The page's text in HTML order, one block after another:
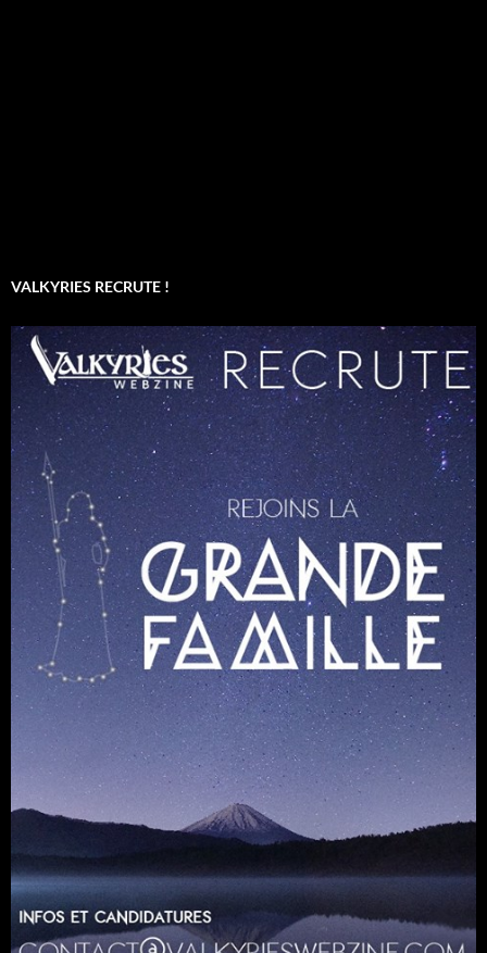
VALKYRIES RECRUTE !